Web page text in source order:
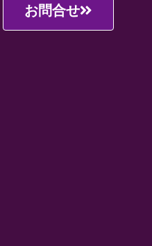
お問合せ